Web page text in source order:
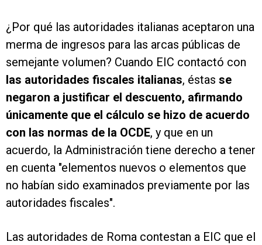
¿Por qué las autoridades italianas aceptaron una
merma de ingresos para las arcas públicas de
semejante volumen? Cuando EIC contactó con
las autoridades fiscales italianas, éstas se
negaron a justificar el descuento, afirmando
únicamente que el cálculo se hizo de acuerdo
con las normas de la OCDE, y que en un
acuerdo, la Administración tiene derecho a tener
en cuenta "elementos nuevos o elementos que
no habían sido examinados previamente por las
autoridades fiscales".
Las autoridades de Roma contestan a EIC que el